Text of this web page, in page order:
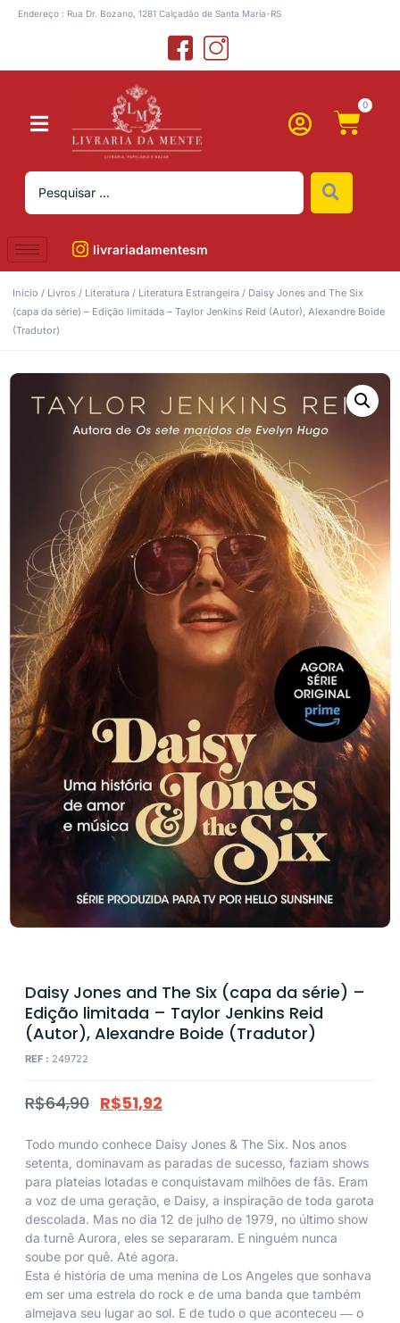
Endereço : Rua Dr. Bozano, 1281 Calçadão de Santa Maria-RS
0
livrariadamentesm
Início / Livros / Literatura / Literatura Estrangeira / Daisy Jones and The Six
(capa da série) – Edição limitada – Taylor Jenkins Reid (Autor), Alexandre Boide
(Tradutor)
Daisy Jones and The Six (capa da série) –
Edição limitada – Taylor Jenkins Reid
(Autor), Alexandre Boide (Tradutor)
REF : 249722
R$64,90 R$51,92
Todo mundo conhece Daisy Jones & The Six. Nos anos
setenta, dominavam as paradas de sucesso, faziam shows
para plateias lotadas e conquistavam milhões de fãs. Eram
a voz de uma geração, e Daisy, a inspiração de toda garota
descolada. Mas no dia 12 de julho de 1979, no último show
da turnê Aurora, eles se separaram. E ninguém nunca
soube por quê. Até agora.
Esta é história de uma menina de Los Angeles que sonhava
em ser uma estrela do rock e de uma banda que também
almejava seu lugar ao sol. E de tudo o que aconteceu ― o